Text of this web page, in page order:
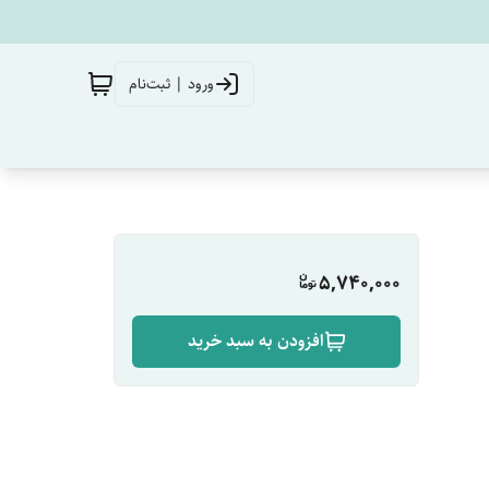
ورود | ثبت‌نام
5,740,000
افزودن به سبد خرید